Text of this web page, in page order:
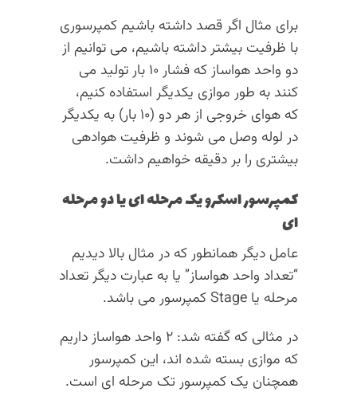
برای مثال اگر قصد داشته باشیم کمپرسوری
با ظرفیت بیشتر داشته باشیم، می توانیم از
دو واحد هواساز که فشار ۱۰ بار تولید می
کنند به طور موازی یکدیگر استفاده کنیم،
که هوای خروجی از هر دو (۱۰ بار) به یکدیگر
در لوله وصل می شوند و ظرفیت هوادهی
بیشتری را بر دقیقه خواهیم داشت.
کمپرسور اسکرو یک مرحله ای یا دو مرحله
ای
عامل دیگر همانطور که در مثال بالا دیدیم
“تعداد واحد هواساز” یا به عبارت دیگر تعداد
مرحله یا Stage کمپرسور می باشد.
در مثالی که گفته شد:‌ ۲ واحد هواساز داریم
که موازی بسته شده اند، این کمپرسور
همچنان یک کمپرسور تک مرحله ای است.